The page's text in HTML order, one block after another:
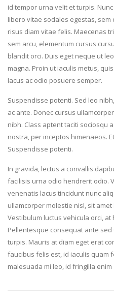
id tempor urna velit et turpis.
libero vitae sodales egestas,
risus diam vitae felis. Maecenas
sem arcu, elementum cursus
blandit orci. Duis eget neque ut
magna. Proin ut iaculis metus,
lacus ac odio posuere semper.
Suspendisse potenti. Sed leo
ac ante. Donec cursus
nibh. Class aptent taciti sociosqu
nostra, per inceptos himenaeos.
Suspendisse potenti.
In gravida, lectus a convallis
facilisis urna odio hendrerit odio.
venenatis lacus tincidunt nunc
ullamcorper molestie nisl, sit
Vestibulum luctus vehicula orci,
Pellentesque consequat ante
turpis. Mauris at diam eget erat
faucibus felis est, id iaculis quam
malesuada mi leo, id fringilla enim